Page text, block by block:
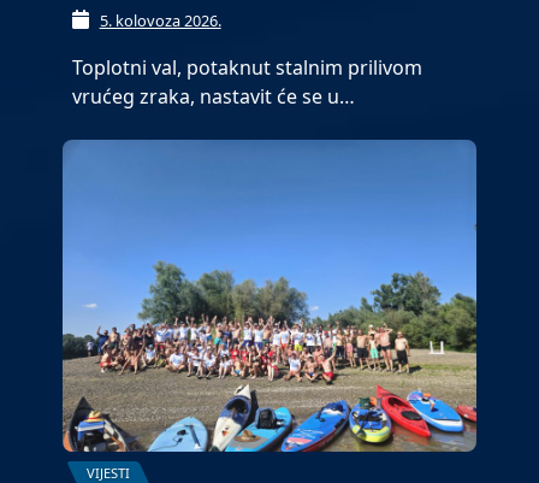
5. kolovoza 2026.
Toplotni val, potaknut stalnim prilivom
vrućeg zraka, nastavit će se u…
VIJESTI